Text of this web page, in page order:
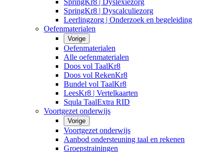
SpringKr8 | Dyslexiezorg
SpringKr8 | Dyscalculiezorg
Leerlingzorg | Onderzoek en begeleiding
Oefenmaterialen
Vorige
Oefenmaterialen
Alle oefenmaterialen
Doos vol TaalKr8
Doos vol RekenKr8
Bundel vol TaalKr8
LeesKr8 | Vertelkaarten
Squla TaalExtra RID
Voortgezet onderwijs
Vorige
Voortgezet onderwijs
Aanbod ondersteuning taal en rekenen
Groepstrainingen